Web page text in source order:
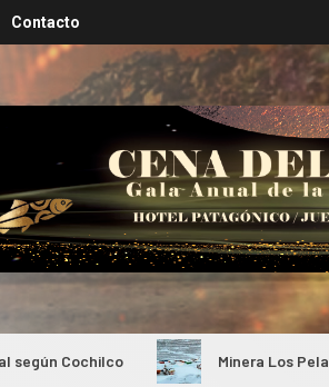
Contacto
Minera Los Pelambres mantiene